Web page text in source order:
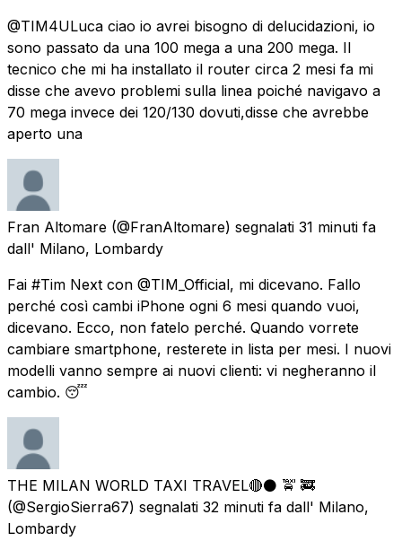
@TIM4ULuca ciao io avrei bisogno di delucidazioni, io
sono passato da una 100 mega a una 200 mega. Il
tecnico che mi ha installato il router circa 2 mesi fa mi
disse che avevo problemi sulla linea poiché navigavo a
70 mega invece dei 120/130 dovuti,disse che avrebbe
aperto una
Fran Altomare (@FranAltomare) segnalati 31 minuti fa
dall' Milano, Lombardy
Fai #Tim Next con @TIM_Official, mi dicevano. Fallo
perché così cambi iPhone ogni 6 mesi quando vuoi,
dicevano. Ecco, non fatelo perché. Quando vorrete
cambiare smartphone, resterete in lista per mesi. I nuovi
modelli vanno sempre ai nuovi clienti: vi negheranno il
cambio. 😴
THE MILAN WORLD TAXI TRAVEL🔴⚫ 🚖 🚒
(@SergioSierra67) segnalati 32 minuti fa dall' Milano,
Lombardy